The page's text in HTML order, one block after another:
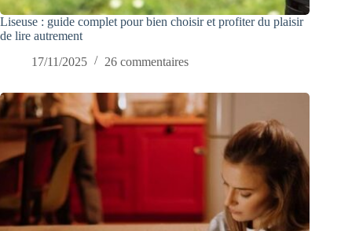
Liseuse : guide complet pour bien choisir et profiter du plaisir
de lire autrement
17/11/2025
26 commentaires